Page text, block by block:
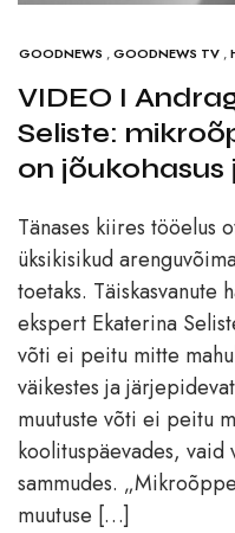
GOODNEWS ,GOODNEWS TV ,
VIDEO I
Seliste:
on jõukohasus
Tänases kiires tööelus
üksikisikud
toetaks. Täiskasvanute
ekspert Ekaterina
võti ei peitu mitte
väikestes ja
muutuste võti ei peitu
koolituspäevades, vaid
sammudes.
muutuse […]